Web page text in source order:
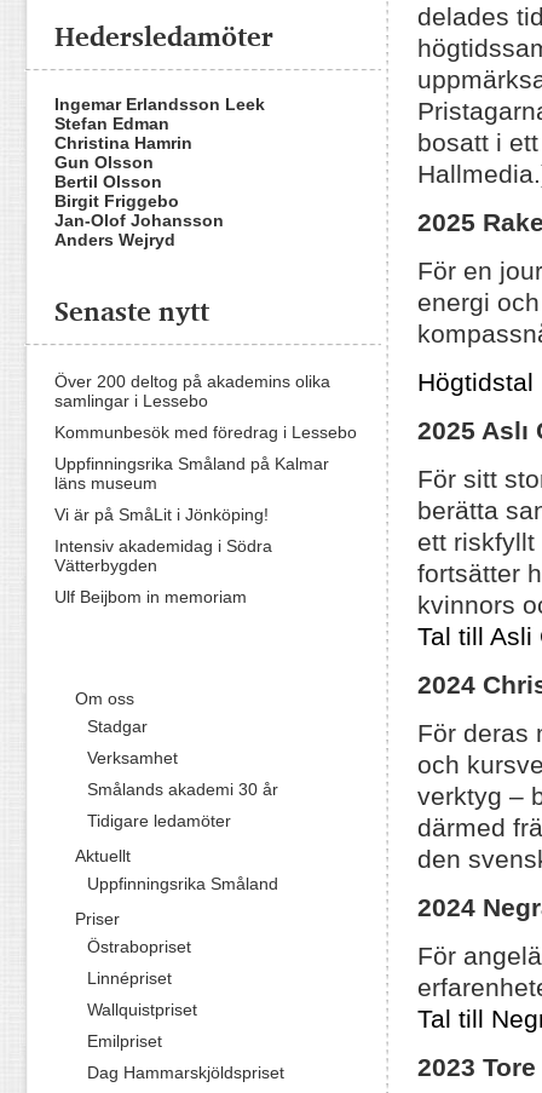
delades
bosatt i
2025
För en
energi
Högtidstal
2025 Aslı
För sitt
berätta
ett
fortsätter
kvinnors
Tal till Asli
2024
För deras
och
verktyg –
därmed
den
2024
För
Tal till
2023
Hedersledamöter
Ingemar Erlandsson Leek
Stefan Edman
Christina Hamrin
Gun Olsson
Bertil Olsson
Birgit Friggebo
Jan-Olof Johansson
Anders Wejryd
Senaste nytt
Över 200 deltog på akademins olika
samlingar i Lessebo
Kommunbesök med föredrag i Lessebo
Uppfinningsrika Småland på Kalmar
läns museum
Vi är på SmåLit i Jönköping!
Intensiv akademidag i Södra
Vätterbygden
Ulf Beijbom in memoriam
Om oss
Stadgar
Verksamhet
Smålands akademi 30 år
Tidigare ledamöter
Aktuellt
Uppfinningsrika Småland
Priser
Östrabopriset
Linnépriset
Wallquistpriset
Emilpriset
Dag Hammarskjöldspriset